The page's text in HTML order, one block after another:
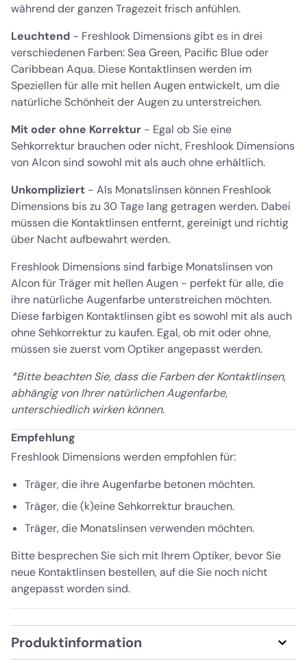
während der ganzen Tragezeit frisch anfühlen.
Leuchtend - Freshlook Dimensions gibt es in drei
verschiedenen Farben: Sea Green, Pacific Blue oder
Caribbean Aqua. Diese Kontaktlinsen werden im
Speziellen für alle mit hellen Augen entwickelt, um die
natürliche Schönheit der Augen zu unterstreichen.
Mit oder ohne Korrektur - Egal ob Sie eine
Sehkorrektur brauchen oder nicht, Freshlook Dimensions
von Alcon sind sowohl mit als auch ohne erhältlich.
Unkompliziert - Als Monatslinsen können Freshlook
Dimensions bis zu 30 Tage lang getragen werden. Dabei
müssen die Kontaktlinsen entfernt, gereinigt und richtig
über Nacht aufbewahrt werden.
Freshlook Dimensions sind farbige Monatslinsen von
Alcon für Träger mit hellen Augen - perfekt für alle, die
ihre natürliche Augenfarbe unterstreichen möchten.
Diese farbigen Kontaktlinsen gibt es sowohl mit als auch
ohne Sehkorrektur zu kaufen. Egal, ob mit oder ohne,
müssen sie zuerst vom Optiker angepasst werden.
*Bitte beachten Sie, dass die Farben der Kontaktlinsen,
abhängig von Ihrer natürlichen Augenfarbe,
unterschiedlich wirken können.
Empfehlung
Freshlook Dimensions werden empfohlen für:
Träger, die ihre Augenfarbe betonen möchten.
Träger, die (k)eine Sehkorrektur brauchen.
Träger, die Monatslinsen verwenden möchten.
Bitte besprechen Sie sich mit Ihrem Optiker, bevor Sie
neue Kontaktlinsen bestellen, auf die Sie noch nicht
angepasst worden sind.
Produktinformation